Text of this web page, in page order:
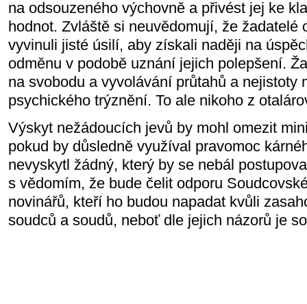
na odsouzeného výchovně a přivést jej ke
hodnot. Zvláště si neuvědomují, že žadatelé
vyvinuli jisté úsilí, aby získali naději na
odměnu v podobě uznání jejich polepšení.
na svobodu a vyvolávání průtahů a nejistoty
psychického trýznění. To ale nikoho z
Výskyt nežádoucích jevů by mohl omezit
pokud by důsledně využíval pravomoc
nevyskytl žádný, který by se nebál
s vědomím, že bude čelit odporu
novinářů, kteří ho budou napadat kvůli
soudců a soudů, neboť dle jejich názorů je